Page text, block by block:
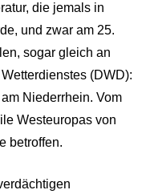
die jemals in
und zwar am 25.
sogar gleich an
(DWD):
Niederrhein. Vom
Westeuropas von
betroffen.